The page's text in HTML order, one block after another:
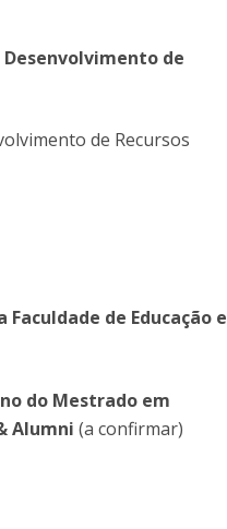
Desenvolvimento de
de Recursos
de Educação e
do Mestrado em
Alumni (a confirmar)